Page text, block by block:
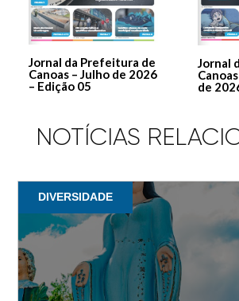
Jornal da Prefeitura de
Canoas – Julho de 2026
– Edição 05
Jornal
de
NOTÍCIAS
DIVERSIDADE